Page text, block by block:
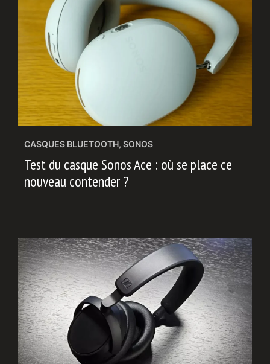
CASQUES BLUETOOTH, SONOS
Test du casque Sonos Ace : où se place ce
nouveau contender ?